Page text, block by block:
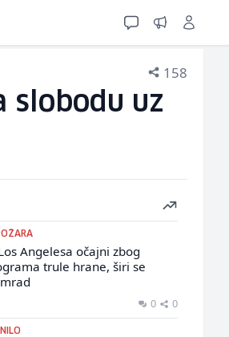
158
slobodu uz
Angelesa očajni zbog
trule hrane, širi se
0 0